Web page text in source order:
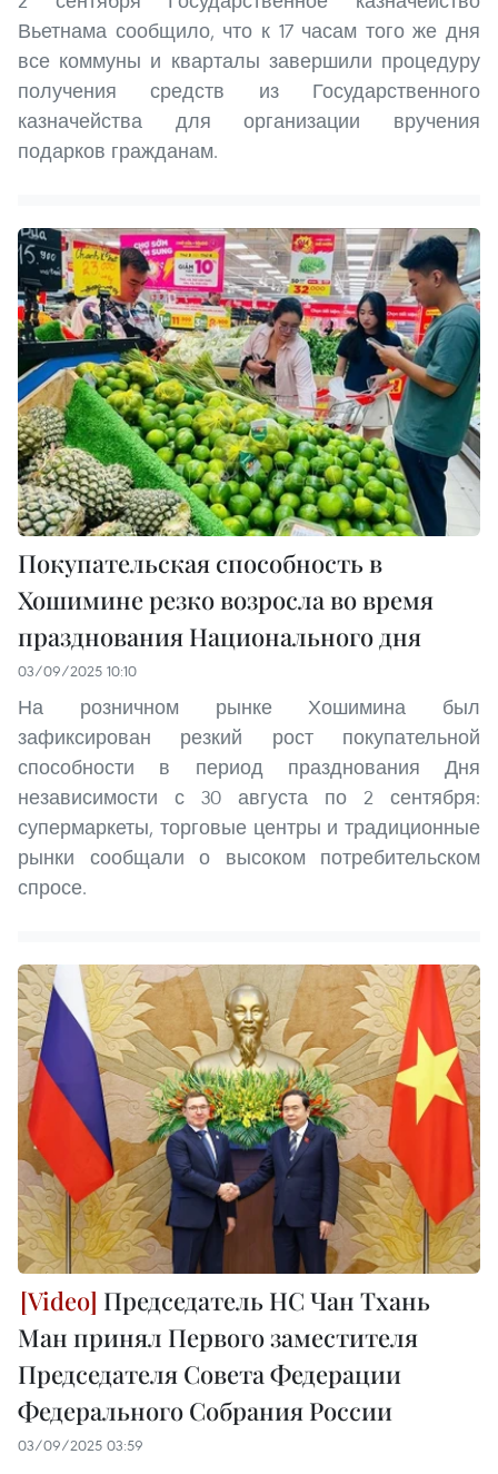
Вьетнама сообщило, что к 17 часам того же дня
все коммуны и кварталы завершили процедуру
получения средств из Государственного
казначейства для организации вручения
подарков гражданам.
Покупательская способность в
Хошимине резко возросла во время
празднования Национального дня
03/09/2025 10:10
На розничном рынке Хошимина был
зафиксирован резкий рост покупательной
способности в период празднования Дня
независимости с 30 августа по 2 сентября:
супермаркеты, торговые центры и традиционные
рынки сообщали о высоком потребительском
спросе.
Председатель НС Чан Тхань
Ман принял Первого заместителя
Председателя Совета Федерации
Федерального Собрания России
03/09/2025 03:59